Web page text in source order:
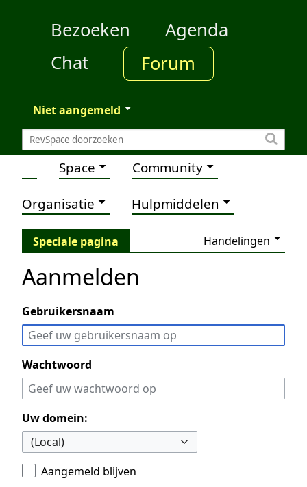
Bezoeken
Agenda
Chat
Forum
Niet aangemeld
Space Community
Organisatie Hulpmiddelen
Speciale pagina Handelingen
Aanmelden
Gebruikersnaam
Wachtwoord
Uw domein:
Aangemeld blijven